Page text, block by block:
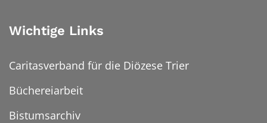
Wichtige Links
Caritasverband für die Diözese Trier
Büchereiarbeit
Bistumsarchiv